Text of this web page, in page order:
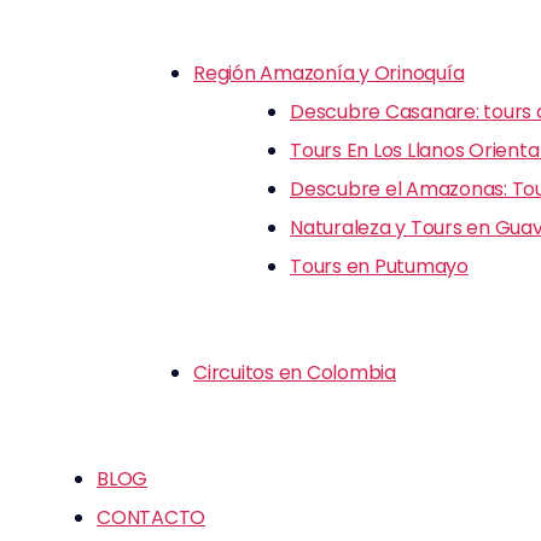
Región Amazonía y Orinoquía
Descubre Casanare:
Tours En Los Llanos
Descubre el Amazonas:
Naturaleza y Tours en
Tours en Putumayo
Circuitos en Colombia
BLOG
CONTACTO